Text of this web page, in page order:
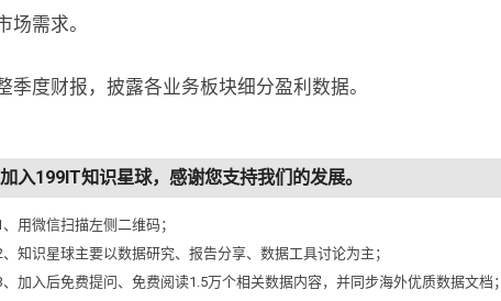
需求。
度财报，披露各业务板块细分盈利数据。
入199IT知识星球，感谢您支持我们的发展。
、用微信扫描左侧二维码；
、知识星球主要以数据研究、报告分享、数据工具讨论为主；
、加入后免费提问、免费阅读1.5万个相关数据内容，并同步海外优质数据文档；